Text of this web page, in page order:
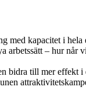
med kapacitet i hela
arbetssätt – hur når
bidra till mer effekt i